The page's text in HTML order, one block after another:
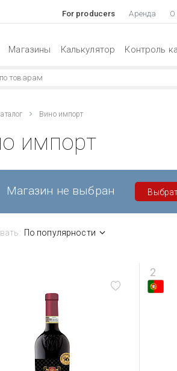
For producers Аренда О
Магазины Калькулятор Контроль
Вино импорт
импорт
Магазин не выбран
По популярности
2